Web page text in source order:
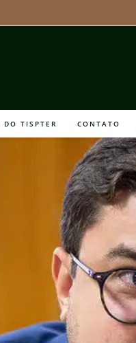
DO TISPTER CONTATO